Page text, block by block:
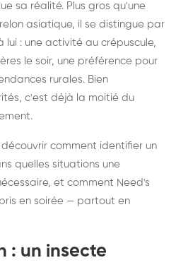
sa réalité. Plus gros qu'une
asiatique, il se distingue par
: une activité au crépuscule,
le soir, une préférence pour
rurales. Bien
c'est déjà la moitié du
comment identifier un
quelles situations une
et comment Need's
en soirée — partout en
: un insecte